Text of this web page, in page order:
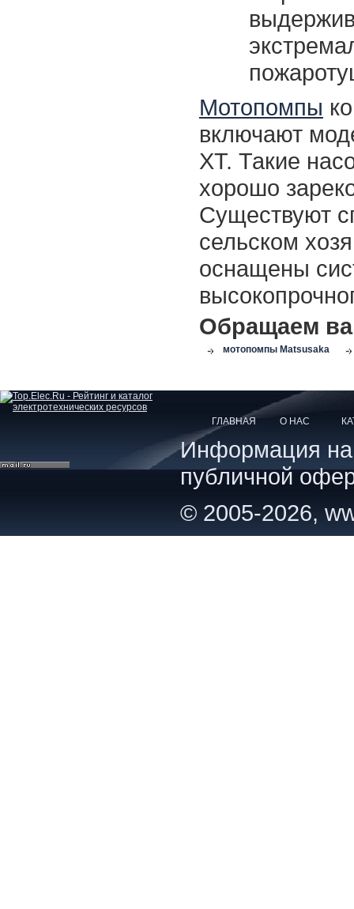
Мотопомпы
включают
ХТ. Такие
хорошо
Существуют
сельском
оснащены
Обращаем
мотопомпы Matsusaka
ГЛАВНАЯ О НАС
Информация на
публичной
© 2005-2026,